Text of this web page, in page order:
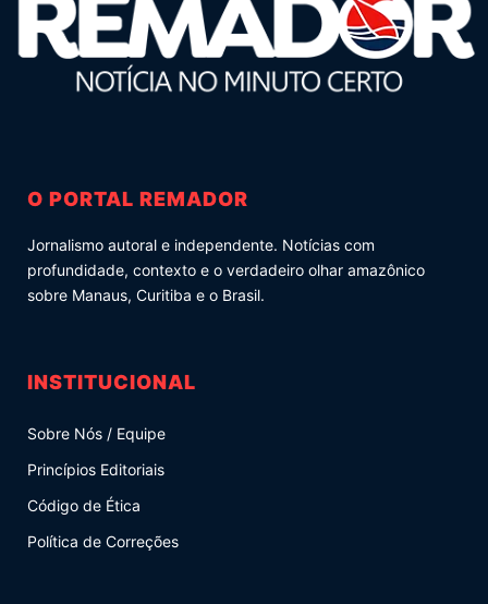
O PORTAL REMADOR
Jornalismo autoral e independente. Notícias com
profundidade, contexto e o verdadeiro olhar amazônico
sobre Manaus, Curitiba e o Brasil.
INSTITUCIONAL
Sobre Nós / Equipe
Princípios Editoriais
Código de Ética
Política de Correções